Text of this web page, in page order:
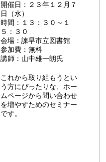
開催日：２３年１２月７
日（水）
時間：１３：３０～１
５：３０
会場：諫早市立図書館
参加費：無料
講師：山中雄一朗氏
これから取り組もうとい
う方にぴったりな、ホー
ムページから問い合わせ
を増やすためのセミナー
です。